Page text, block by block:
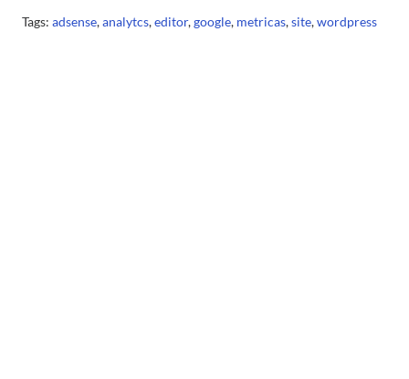
Tags: adsense,analytcs,editor,google, metricas,site,wordpress